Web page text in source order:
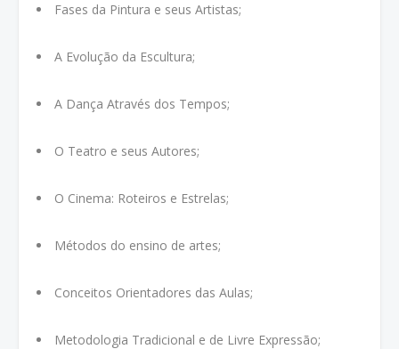
Fases da Pintura e seus Artistas;
A Evolução da Escultura;
A Dança Através dos Tempos;
O Teatro e seus Autores;
O Cinema: Roteiros e Estrelas;
Métodos do ensino de artes;
Conceitos Orientadores das Aulas;
Metodologia Tradicional e de Livre Expressão;